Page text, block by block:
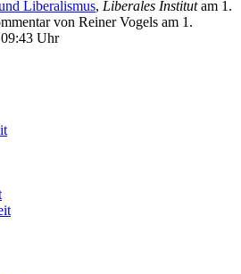
Liberalismus, Liberales Institutam 1.
von Reiner Vogels am 1.
Uhr